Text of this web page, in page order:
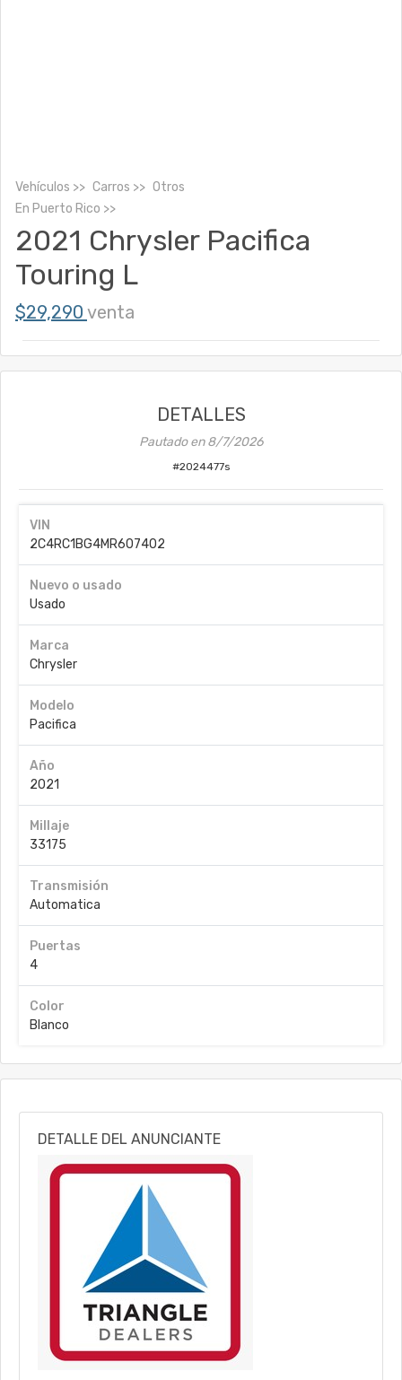
Vehículos Carros
Otros
En Puerto Rico
2021 Chrysler Pacifica
Touring L
$29,290 venta
DETALLES
Pautado en8/7/2026
#2024477s
VIN
2C4RC1BG4MR607402
Nuevo o usado
Usado
Marca
Chrysler
Modelo
Pacifica
Año
2021
Millaje
33175
Transmisión
Automatica
Puertas
4
Color
Blanco
DETALLE DEL ANUNCIANTE